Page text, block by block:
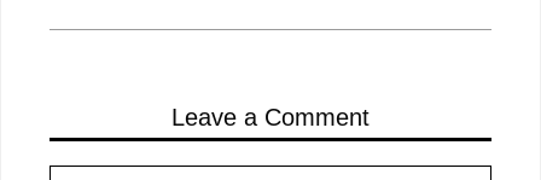
Leave a Comment